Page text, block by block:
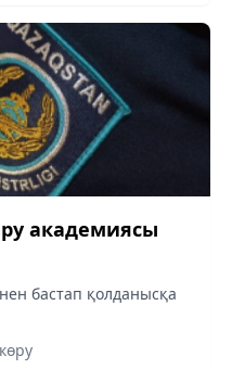
академиясы
бастап қолданысқа